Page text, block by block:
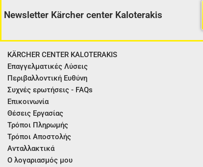
Newsletter Kärcher center Kaloterakis
KÄRCHER CENTER KALOTERAKIS
Επαγγελματικές Λύσεις
Περιβαλλοντική Ευθύνη
Συχνές ερωτήσεις - FAQs
Επικοινωνία
Θέσεις Εργασίας
Τρόποι Πληρωμής
Τρόποι Αποστολής
Ανταλλακτικά
Ο λογαριασμός μου